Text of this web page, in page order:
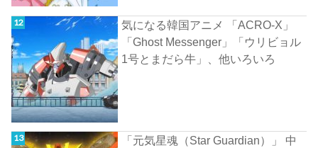
気になる韓国アニメ 「ACRO-X」
「Ghost Messenger」「ウリビョル
1号とまだら牛」、他いろいろ
「元気星魂（Star Guardian）」 中